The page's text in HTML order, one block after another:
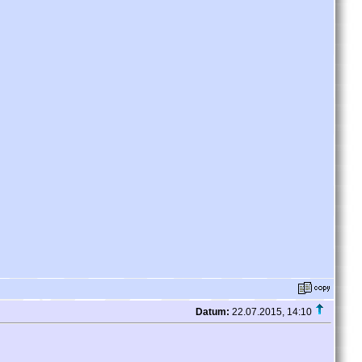
Datum: 22.07.2015, 14:10